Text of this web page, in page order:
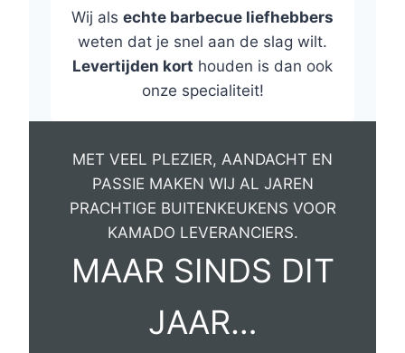
Wij als echte barbecue liefhebbers
weten dat je snel aan de slag wilt.
Levertijden kort houden is dan ook
onze specialiteit!
MET VEEL PLEZIER, AANDACHT EN
PASSIE MAKEN WIJ AL JAREN
PRACHTIGE BUITENKEUKENS VOOR
KAMADO LEVERANCIERS.
MAAR SINDS DIT
JAAR…